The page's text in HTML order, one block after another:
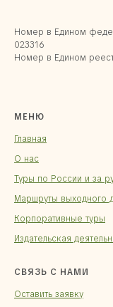
Номер в Едином
023316
Номер в Едином
МЕНЮ
Главная
О нас
Туры по России и за
Маршруты выходного
Корпоративные туры
Издательская
СВЯЗЬ С НАМИ
Оставить заявку